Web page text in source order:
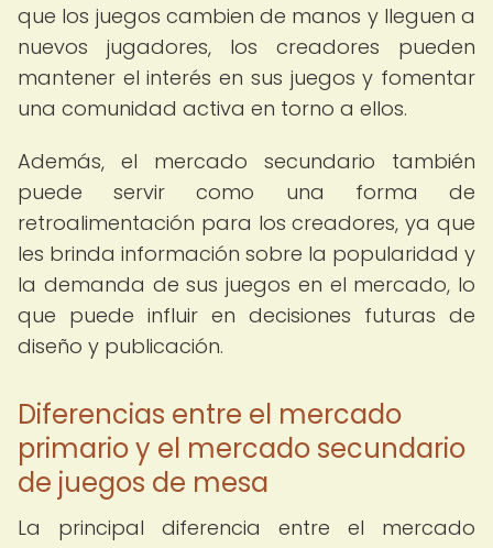
que los juegos cambien de manos y lleguen a
nuevos jugadores, los creadores pueden
mantener el interés en sus juegos y fomentar
una comunidad activa en torno a ellos.
Además, el mercado secundario también
puede servir como una forma de
retroalimentación para los creadores, ya que
les brinda información sobre la popularidad y
la demanda de sus juegos en el mercado, lo
que puede influir en decisiones futuras de
diseño y publicación.
Diferencias entre el mercado
primario y el mercado secundario
de juegos de mesa
La principal diferencia entre el mercado